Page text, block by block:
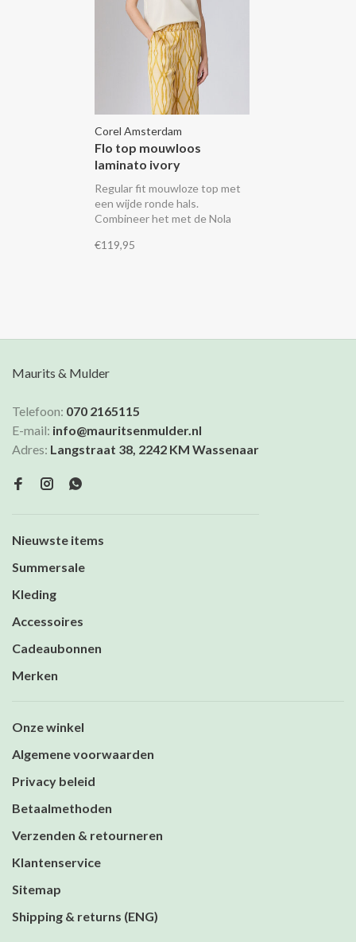
Corel Amsterdam
Flo top mouwloos
laminato ivory
Regular fit mouwloze top met
een wijde ronde hals.
Combineer het met de Nola
€119,95
Maurits & Mulder
Telefoon: 070 2165115
E-mail: info@mauritsenmulder.nl
Adres: Langstraat 38, 2242 KM Wassenaar
Nieuwste items
Summersale
Kleding
Accessoires
Cadeaubonnen
Merken
Onze winkel
Algemene voorwaarden
Privacy beleid
Betaalmethoden
Verzenden & retourneren
Klantenservice
Sitemap
Shipping & returns (ENG)